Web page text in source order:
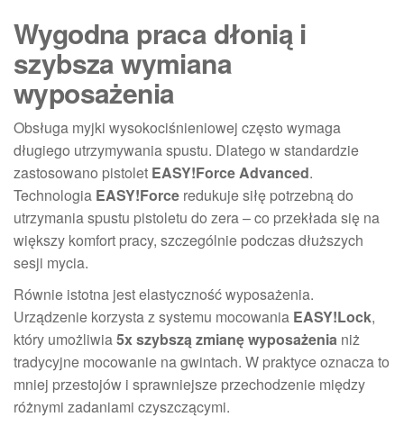
Wygodna praca dłonią i
szybsza wymiana
wyposażenia
Obsługa myjki wysokociśnieniowej często wymaga
długiego utrzymywania spustu. Dlatego w standardzie
zastosowano pistolet EASY!Force Advanced.
Technologia EASY!Force redukuje siłę potrzebną do
utrzymania spustu pistoletu do zera – co przekłada się na
większy komfort pracy, szczególnie podczas dłuższych
sesji mycia.
Równie istotna jest elastyczność wyposażenia.
Urządzenie korzysta z systemu mocowania EASY!Lock,
który umożliwia5x szybszą zmianę wyposażenia niż
tradycyjne mocowanie na gwintach. W praktyce oznacza to
mniej przestojów i sprawniejsze przechodzenie między
różnymi zadaniami czyszczącymi.